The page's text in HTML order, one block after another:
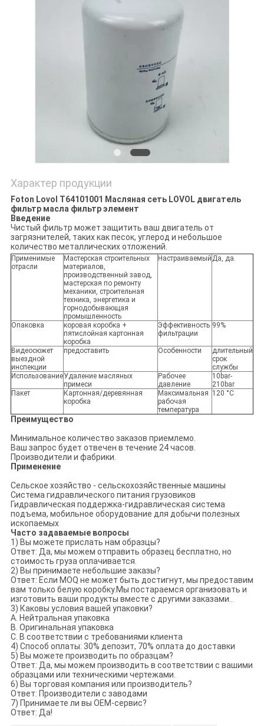
Характер продукции
Foton Lovol T64101001 Масляная сеть LOVOL двигатель
фильтр масла фильтр элемент
Введение
Чистый фильтр может защитить ваш двигатель от
загрязнителей, таких как песок, углерод и небольшое
количество металлических отложений.
Применимые
отрасли
Мастерская строительных
материалов,
производственный завод,
мастерская по ремонту
механики, строительная
техника, энергетика и
горнодобывающая
промышленность
Настраиваемый Да, да.
Опаковка
коровая коробка +
пятислойная картонная
коробка
Эффективность
фильтрации
99%
Видеосюжет
выездной
инспекции
предоставить Особенности
длительный
срок
службы
ИспользованиеУдаление масляных
примеси
Рабочее
давление
10bar-
210bar
Пакет
Картонная/деревянная
коробка
Максимальная
рабочая
температура
120 °C
Преимущество
Минимальное количество заказов приемлемо.
Ваш запрос будет отвечен в течение 24 часов.
Производители и фабрики.
Применение
Сельское хозяйство - сельскохозяйственные машины
Система гидравлического питания грузовиков
Гидравлическая поддержка-гидравлическая система
подъема, мобильное оборудование для добычи полезных
ископаемых
Часто задаваемые вопросы
1) Вы можете прислать нам образцы?
Ответ: Да, мы можем отправить образец бесплатно, но
стоимость груза оплачивается.
2) Вы принимаете небольшие заказы?
Ответ: Если MOQ не может быть достигнут, мы предоставим
вам только белую коробку.Мы постараемся организовать и
изготовить ваши продукты вместе с другими заказами..
3) Каковы условия вашей упаковки?
А. Нейтральная упаковка
B. Оригинальная упаковка
C. В соответствии с требованиями клиента
4) Способ оплаты: 30% депозит, 70% оплата до доставки
5) Вы можете производить по образцам?
Ответ: Да, мы можем производить в соответствии с вашими
образцами или техническими чертежами.
6) Вы торговая компания или производитель?
Ответ: Производители с заводами
7) Принимаете ли вы OEM-сервис?
Ответ: Да!